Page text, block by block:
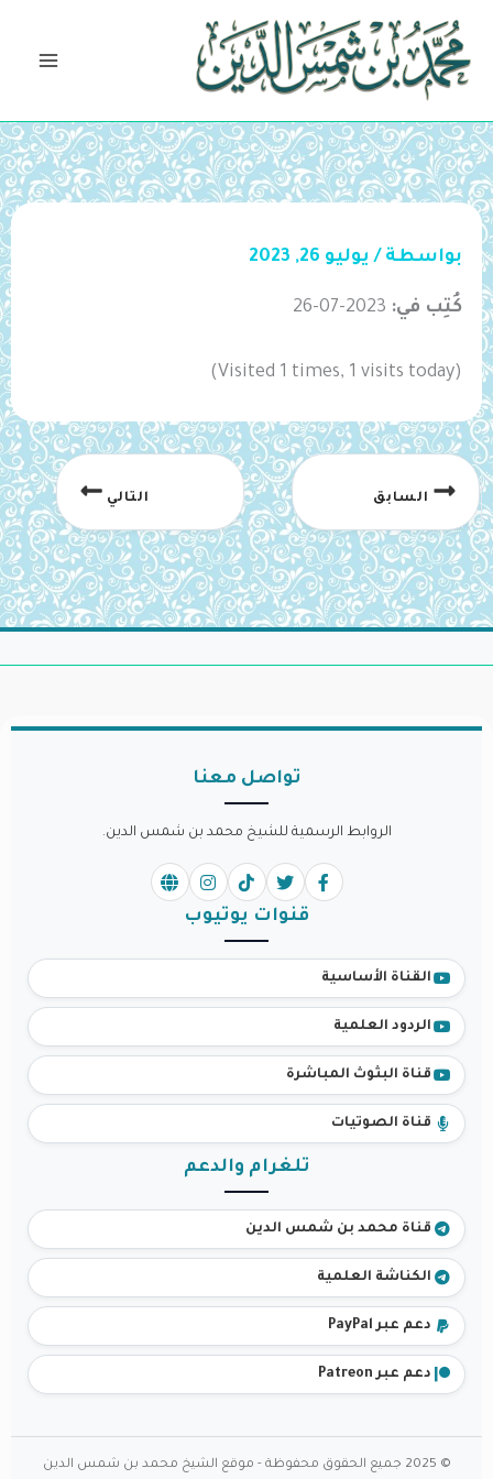
تخطي
المحتوى
بواسطة / يوليو 26, 2023
كُتِب في: 2023-07-26
(Visited 1 times, 1 visits today)
السابق التالي
تواصل معنا
الروابط الرسمية للشيخ محمد بن شمس الدين.
قنوات يوتيوب
القناة الأساسية
الردود العلمية
قناة البثوث المباشرة
قناة الصوتيات
تلغرام والدعم
قناة محمد بن شمس الدين
الكناشة العلمية
دعم عبر PayPal
دعم عبر Patreon
© 2025 جميع الحقوق محفوظة - موقع الشيخ محمد بن شمس الدين